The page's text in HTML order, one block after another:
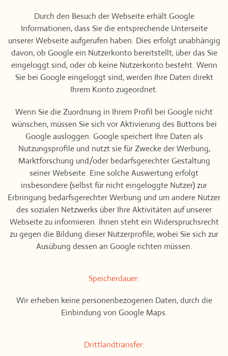
Durch den Besuch der Webseite erhält Google
Informationen, dass Sie die entsprechende Unterseite
unserer Webseite aufgerufen haben. Dies erfolgt unabhängig
davon, ob Google ein Nutzerkonto bereitstellt, über das Sie
eingeloggt sind, oder ob keine Nutzerkonto besteht. Wenn
Sie bei Google eingeloggt sind, werden Ihre Daten direkt
Ihrem Konto zugeordnet.
Wenn Sie die Zuordnung in Ihrem Profil bei Google nicht
wünschen, müssen Sie sich vor Aktivierung des Buttons bei
Google ausloggen. Google speichert Ihre Daten als
Nutzungsprofile und nutzt sie für Zwecke der Werbung,
Marktforschung und/oder bedarfsgerechter Gestaltung
seiner Webseite. Eine solche Auswertung erfolgt
insbesondere (selbst für nicht eingeloggte Nutzer) zur
Erbringung bedarfsgerechter Werbung und um andere Nutzer
des sozialen Netzwerks über Ihre Aktivitäten auf unserer
Webseite zu informieren. Ihnen steht ein Widerspruchsrecht
zu gegen die Bildung dieser Nutzerprofile, wobei Sie sich zur
Ausübung dessen an Google richten müssen.
Speicherdauer:
Wir erheben keine personenbezogenen Daten, durch die
Einbindung von Google Maps.
Drittlandtransfer: